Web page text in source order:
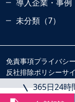
365日24時
導入企業・事例
未分類（7）
免責事項プライバシ
反社排除ポリシーサ